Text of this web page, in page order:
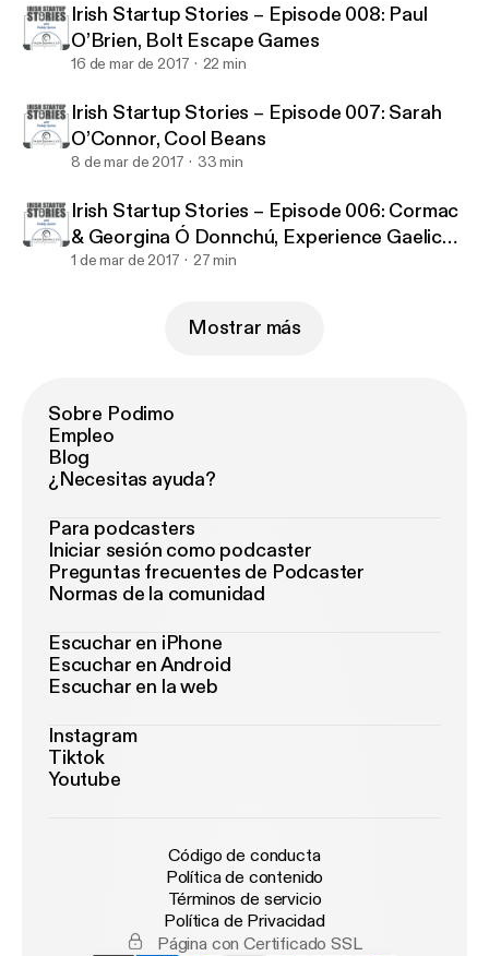
Irish Startup Stories – Episode 008: Paul
O’Brien, Bolt Escape Games
16 de mar de 2017 22 min
Irish Startup Stories – Episode 007: Sarah
O’Connor, Cool Beans
8 de mar de 2017 33 min
Irish Startup Stories – Episode 006: Cormac
& Georgina Ó Donnchú, Experience Gaelic
Games
1 de mar de 2017 27 min
Mostrar más
Sobre Podimo
Empleo
Blog
¿Necesitas ayuda?
Para podcasters
Iniciar sesión como podcaster
Preguntas frecuentes de Podcaster
Normas de la comunidad
Escuchar en iPhone
Escuchar en Android
Escuchar en la web
Instagram
Tiktok
Youtube
Código de conducta
Política de contenido
Términos de servicio
Política de Privacidad
Página con Certificado SSL